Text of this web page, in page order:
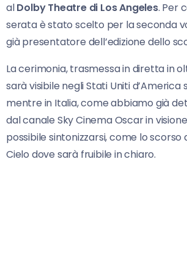
alDolby Theatre di Los Angeles. Per
serata è stato scelto per la seconda
già presentatore dell’edizione dello
La cerimonia, trasmessa in diretta in
sarà visibile negli Stati Uniti d’America
mentre in Italia, come abbiamo già
dal canale Sky Cinema Oscar in
possibile sintonizzarsi, come lo scorso
Cielo dove sarà fruibile in chiaro.